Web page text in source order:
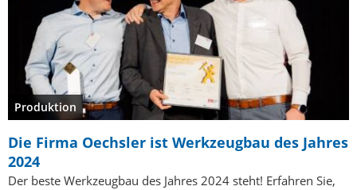
Produktion
Die Firma Oechsler ist Werkzeugbau des Jahres
2024
Der beste Werkzeugbau des Jahres 2024 steht! Erfahren Sie,